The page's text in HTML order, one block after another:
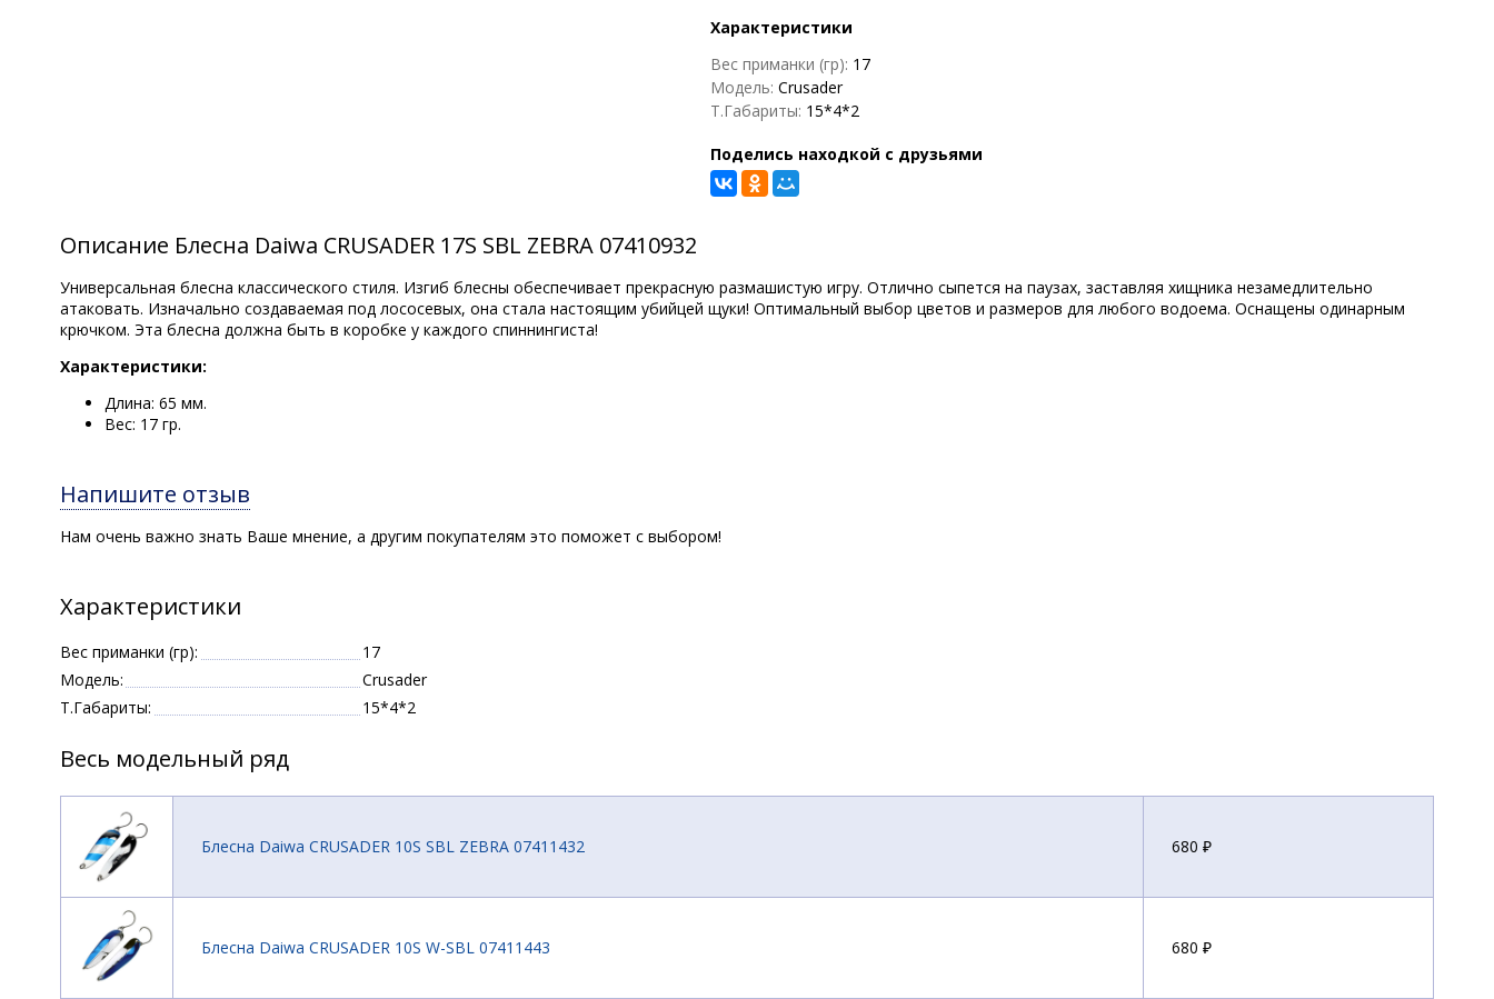
Характеристики
Вес приманки (гр): 17
Модель: Crusader
Т.Габариты: 15*4*2
Поделись находкой с друзьями
Описание Блесна Daiwa CRUSADER 17S SBL ZEBRA 07410932
Универсальная блесна классического стиля. Изгиб блесны обеспечивает прекрасную размашистую игру. Отлично сыпется на паузах, заставляя хищника незамедлительно
атаковать. Изначально создаваемая под лососевых, она стала настоящим убийцей щуки! Оптимальный выбор цветов и размеров для любого водоема. Оснащены одинарным
крючком. Эта блесна должна быть в коробке у каждого спиннингиста!
Характеристики:
Длина: 65 мм.
Вес: 17 гр.
Напишите отзыв
Нам очень важно знать Ваше мнение, а другим покупателям это поможет с выбором!
Характеристики
Вес приманки (гр):
17
Модель:
Crusader
Т.Габариты:
15*4*2
Весь модельный ряд
Блесна Daiwa CRUSADER 10S SBL ZEBRA 07411432 680 ₽
Блесна Daiwa CRUSADER 10S W-SBL 07411443 680 ₽